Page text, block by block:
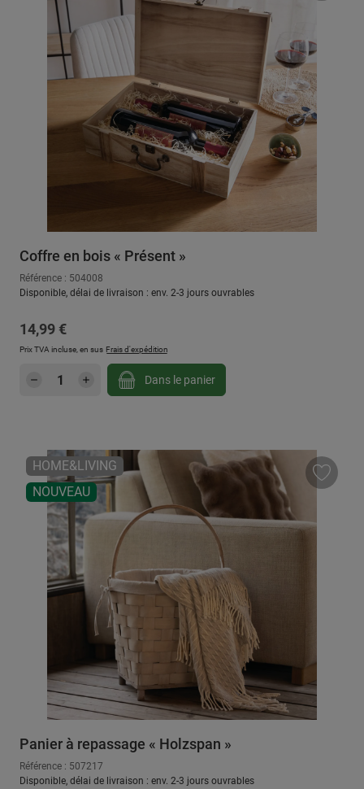
Coffre en bois « Présent »
Référence : 504008
Disponible, délai de livraison : env. 2-3 jours ouvrables
Prix régulier :
14,99 €
Prix TVA incluse, en sus Frais d'expédition
Quantité de produit : Entrez la quantité
Dans le panier
HOME&LIVING
NOUVEAU
Panier à repassage « Holzspan »
Référence : 507217
Disponible, délai de livraison : env. 2-3 jours ouvrables